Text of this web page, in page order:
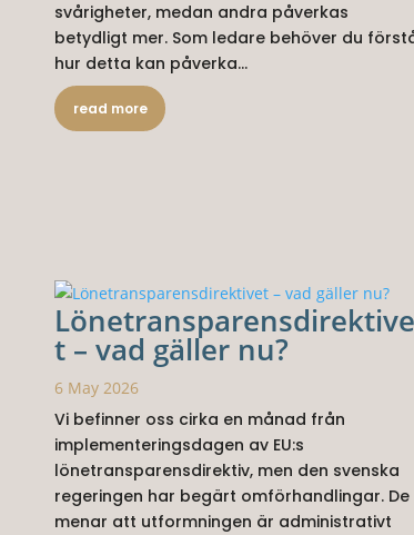
svårigheter, medan andra påverkas
betydligt mer. Som ledare behöver du
hur detta kan påverka...
read more
Lönetransparensdirektive
t – vad gäller nu?
6 May 2026
Vi befinner oss cirka en månad från
implementeringsdagen av EU:s
lönetransparensdirektiv, men den svenska
regeringen har begärt omförhandlingar. De
menar att utformningen är administrativt